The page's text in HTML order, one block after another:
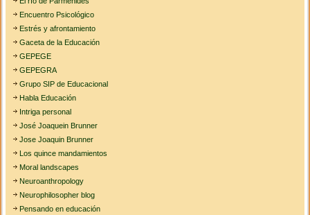
Encuentro Psicológico
Estrés y afrontamiento
Gaceta de la Educación
GEPEGE
GEPEGRA
Grupo SIP de Educacional
Habla Educación
Intriga personal
José Joaquein Brunner
Jose Joaquin Brunner
Los quince mandamientos
Moral landscapes
Neuroanthropology
Neurophilosopher blog
Pensando en educación